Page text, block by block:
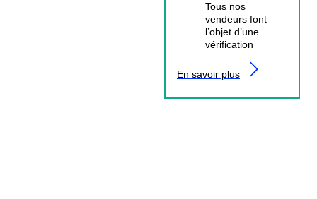
Tous nos
vendeurs font
l’objet d’une
vérification
En savoir plus